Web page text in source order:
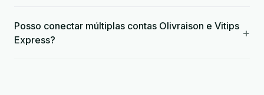
Posso conectar múltiplas contas Olivraison e Vitips
Express?
+